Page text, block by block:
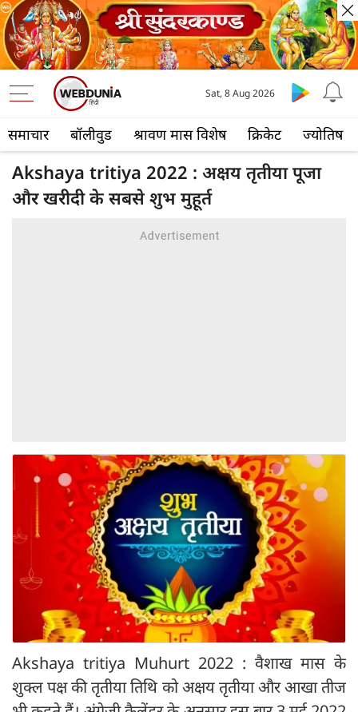
समाचार बॉलीवुड श्रावण मास विशेष क्रिकेट ज्योतिष
Sat, 8 Aug 2026
Akshaya tritiya 2022 : अक्षय तृतीया पूजा
और खरीदी के सबसे शुभ मुहूर्त
Akshaya tritiya Muhurt 2022 : वैशाख मास के
शुक्ल पक्ष की तृतीया तिथि को अक्षय तृतीया और आखा तीज